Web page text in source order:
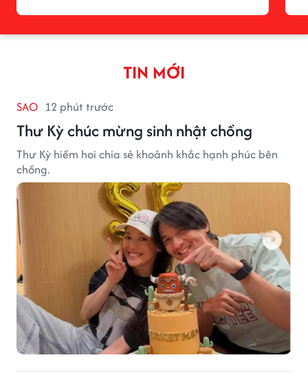
TIN MỚI
SAO 12 phút trước
Thư Kỳ chúc mừng sinh nhật chồng
Thư Kỳ hiếm hoi chia sẻ khoảnh khắc hạnh phúc bên
chồng.